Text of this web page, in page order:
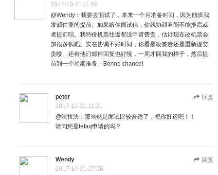
2017-10-21 11:09
@Wendy：我要去面试了，本来一个月准备时间，因为航班我
发邮件要的提前。如果给你面试信，你就协调看能不能推后或
者提前呗。我特价机票往返都没申请费贵，估计现在改机票会
加很多钱吧。实在协调不好时间，你看是改签贵还是重新提交
贵喽。还有他们邮件回复也好慢，一周才回我的样子，然后提
前到一个星期准备。Bonne chance!
peter
回复
2017-10-21 11:21
@法拉法：那当然是面试比较合适了，祝你好运吧！！
请问您是tefaq申请的吗？
Wendy
回复
2017-10-21 17:58